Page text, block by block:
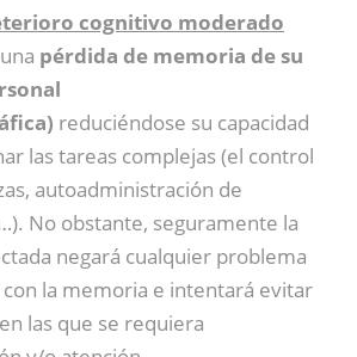
cognitivo moderado
pérdida de memoria de su
reduciéndose su capacidad
las tareas complejas (el control
autoadministración de
No obstante, seguramente la
negará cualquier problema
la memoria e intentará evitar
las que se requiera